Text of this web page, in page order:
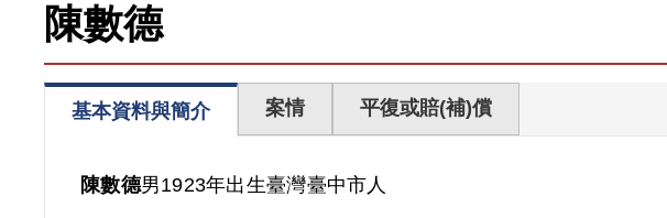
陳數德
基本資料與簡介 案情 平復或賠(補)償
陳數德男1923年出生臺灣臺中市人